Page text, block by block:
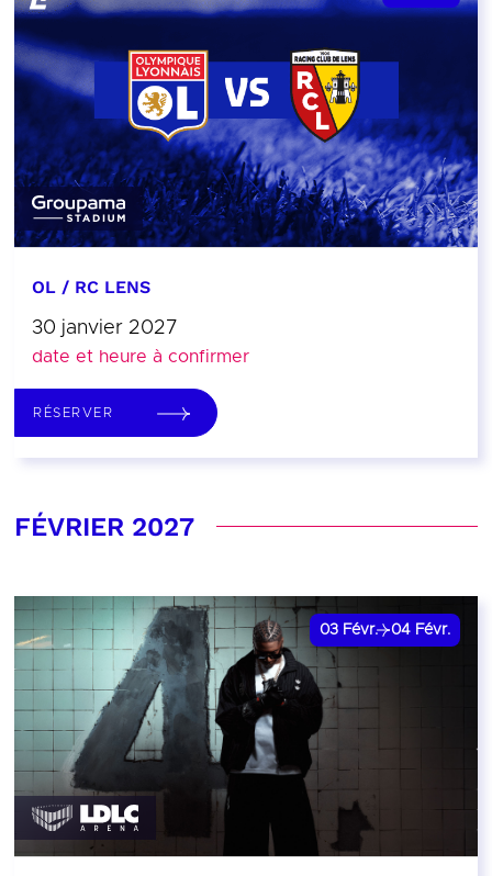
OL / RC LENS
30 janvier 2027
date et heure à confirmer
RÉSERVER
FÉVRIER 2027
03 Févr. 04 Févr.